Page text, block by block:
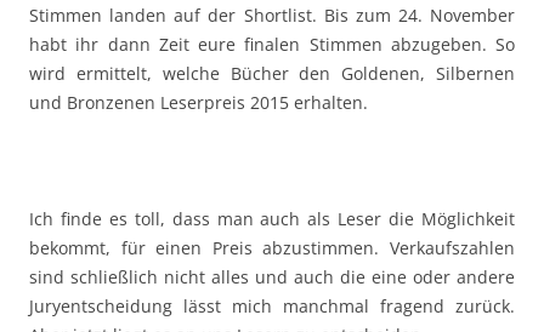
Stimmen landen auf der Shortlist. Bis zum 24. November
habt ihr dann Zeit eure finalen Stimmen abzugeben. So
wird ermittelt, welche Bücher den Goldenen, Silbernen
und Bronzenen Leserpreis 2015 erhalten.
Ich finde es toll, dass man auch als Leser die Möglichkeit
bekommt, für einen Preis abzustimmen. Verkaufszahlen
sind schließlich nicht alles und auch die eine oder andere
Juryentscheidung lässt mich manchmal fragend zurück.